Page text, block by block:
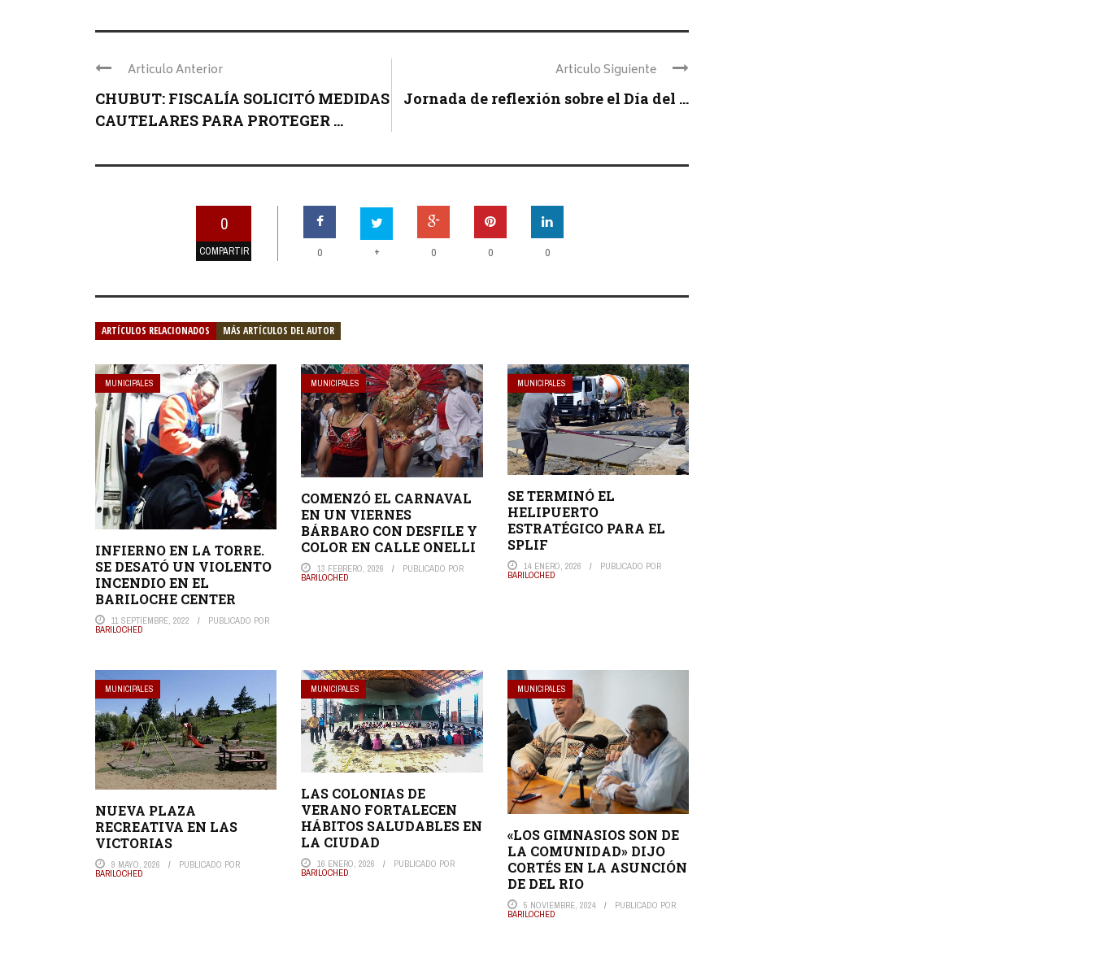
Articulo Anterior
CHUBUT: FISCALÍA SOLICITÓ MEDIDAS
CAUTELARES PARA PROTEGER ...
Articulo Siguiente
Jornada de reflexión sobre el Día del ...
0
COMPARTIR 0 + 0 0 0
ARTÍCULOS RELACIONADOS MÁS ARTÍCULOS DEL AUTOR
MUNICIPALES
INFIERNO EN LA TORRE.
SE DESATÓ UN VIOLENTO
INCENDIO EN EL
BARILOCHE CENTER
11 SEPTIEMBRE, 2022 PUBLICADO POR
BARILOCHED
MUNICIPALES
COMENZÓ EL CARNAVAL
EN UN VIERNES
BÁRBARO CON DESFILE Y
COLOR EN CALLE ONELLI
13 FEBRERO, 2026 PUBLICADO POR
BARILOCHED
MUNICIPALES
SE TERMINÓ EL
HELIPUERTO
ESTRATÉGICO PARA EL
SPLIF
14 ENERO, 2026 PUBLICADO POR
BARILOCHED
MUNICIPALES
NUEVA PLAZA
RECREATIVA EN LAS
VICTORIAS
9 MAYO, 2026 PUBLICADO POR
BARILOCHED
MUNICIPALES
LAS COLONIAS DE
VERANO FORTALECEN
HÁBITOS SALUDABLES EN
LA CIUDAD
16 ENERO, 2026 PUBLICADO POR
BARILOCHED
MUNICIPALES
«LOS GIMNASIOS SON DE
LA COMUNIDAD» DIJO
CORTÉS EN LA ASUNCIÓN
DE DEL RIO
5 NOVIEMBRE, 2024 PUBLICADO POR
BARILOCHED